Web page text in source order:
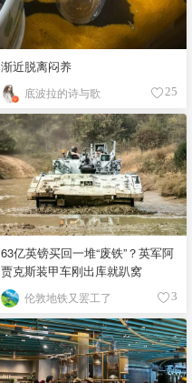
渐近脱离闷养
底波拉的诗与歌 25
63亿英镑买回一堆“废铁”？英军阿
贾克斯装甲车刚出库就趴窝
伦敦地铁又罢工了 3